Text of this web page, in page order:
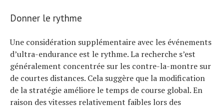
Donner le rythme
Une considération supplémentaire avec les événements
d’ultra-endurance est le rythme. La recherche s’est
généralement concentrée sur les contre-la-montre sur
de courtes distances. Cela suggère que la modification
de la stratégie améliore le temps de course global. En
raison des vitesses relativement faibles lors des